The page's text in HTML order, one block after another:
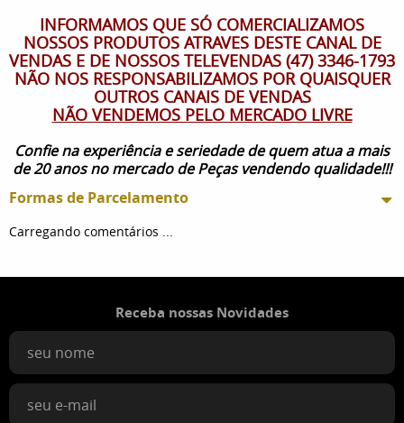
INFORMAMOS QUE SÓ COMERCIALIZAMOS
NOSSOS PRODUTOS ATRAVES DESTE CANAL DE
VENDAS E DE NOSSOS TELEVENDAS (47) 3346-1793
NÃO NOS RESPONSABILIZAMOS POR QUAISQUER
OUTROS CANAIS DE VENDAS
NÃO VENDEMOS PELO MERCADO LIVRE
Confie na experiência e seriedade de quem atua a mais
de 20 anos no mercado de Peças vendendo qualidade!!!
Formas de Parcelamento
Carregando comentários ...
Receba nossas Novidades